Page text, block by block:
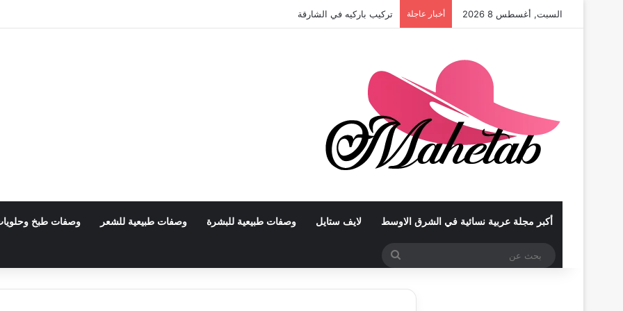
السبت, أغسطس 8 2026 أخبار عاجلة تركيب باركيه في الشارقة
أكبر مجلة عربية نسائية في الشرق الاوسط لايف ستايل وصفات طبيعية للبشرة وصفات طبيعية للشعر وصفات طبخ
بحث